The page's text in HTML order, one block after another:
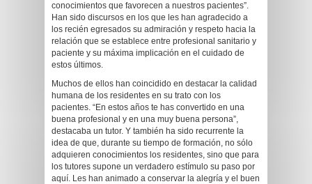
conocimientos que favorecen a nuestros pacientes”.
Han sido discursos en los que les han agradecido a
los recién egresados su admiración y respeto hacia la
relación que se establece entre profesional sanitario y
paciente y su máxima implicación en el cuidado de
estos últimos.
Muchos de ellos han coincidido en destacar la calidad
humana de los residentes en su trato con los
pacientes. “En estos años te has convertido en una
buena profesional y en una muy buena persona”,
destacaba un tutor. Y también ha sido recurrente la
idea de que, durante su tiempo de formación, no sólo
adquieren conocimientos los residentes, sino que para
los tutores supone un verdadero estímulo su paso por
aquí. Les han animado a conservar la alegría y el buen